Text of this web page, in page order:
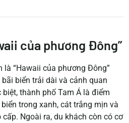
của phương Đông”
là “Hawaii của phương Đông”
biển trải dài và cảnh quan
biệt, thành phố Tam Á là điểm
trong xanh, cát trắng mịn và
cấp. Ngoài ra, du khách còn có cơ